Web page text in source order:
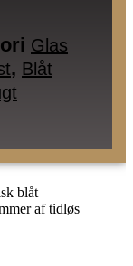
Glas
, Blåt
blåt
af tidløs